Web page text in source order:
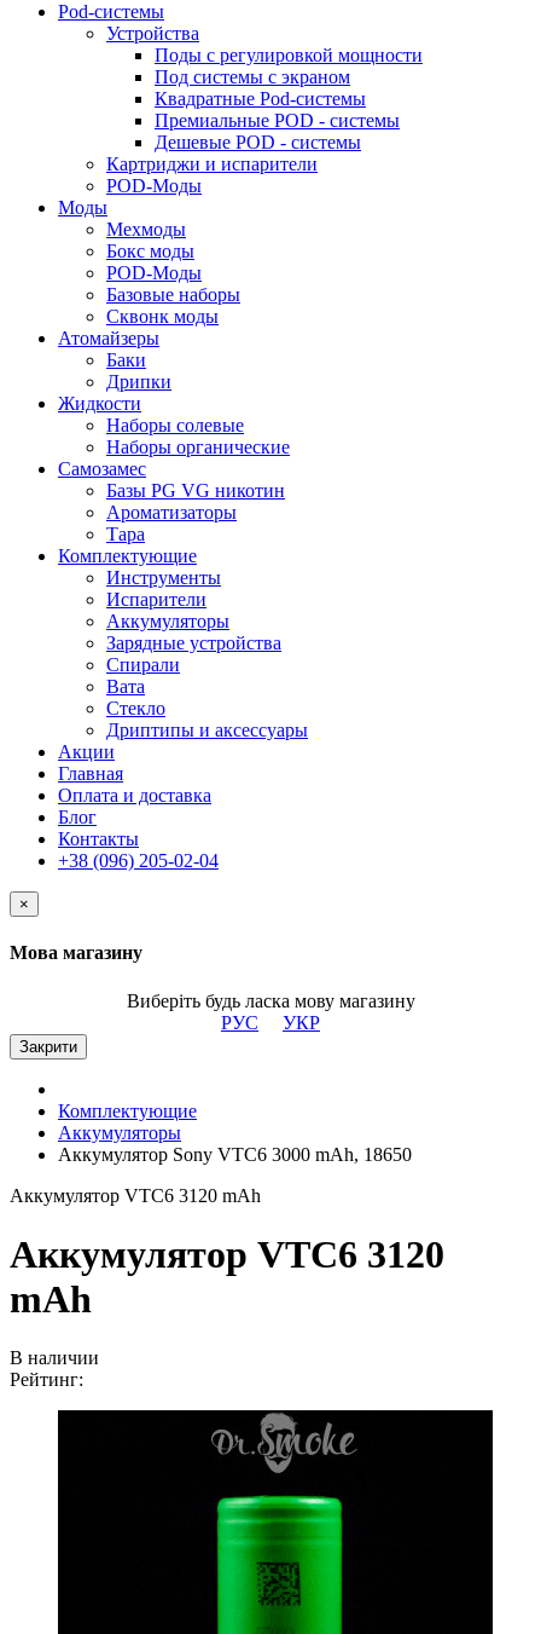
Pod-системы
Устройства
Поды с регулировкой мощности
Под системы с экраном
Квадратные Pod-системы
Премиальные POD - системы
Дешевые POD - системы
Картриджи и испарители
POD-Моды
Моды
Мехмоды
Бокс моды
POD-Моды
Базовые наборы
Сквонк моды
Атомайзеры
Баки
Дрипки
Жидкости
Наборы солевые
Наборы органические
Самозамес
Базы PG VG никотин
Ароматизаторы
Тара
Комплектующие
Инструменты
Испарители
Аккумуляторы
Зарядные устройства
Спирали
Вата
Стекло
Дриптипы и аксессуары
Акции
Главная
Оплата и доставка
Блог
Контакты
+38 (096) 205-02-04
×
Мова магазину
Виберіть будь ласка мову магазину
РУС
УКР
Закрити
Комплектующие
Аккумуляторы
Аккумулятор Sony VTC6 3000 mAh, 18650
Аккумулятор VTC6 3120 mAh
Аккумулятор VTC6 3120
mAh
В наличии
Рейтинг: